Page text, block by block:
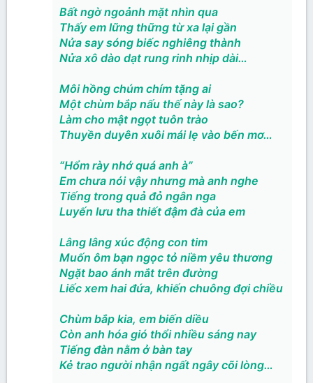
Bất ngờ ngoảnh mặt nhìn qua
Thấy em lững thững từ xa lại gần
Nửa say sóng biếc nghiêng thành
Nửa xô dào dạt rung rinh nhịp dài…
Môi hồng chúm chím tặng ai
Một chùm bắp nấu thế này là sao?
Làm cho mật ngọt tuôn trào
Thuyền duyên xuôi mái lẹ vào bến mơ…
“Hổm rày nhớ quá anh à”
Em chưa nói vậy nhưng mà anh nghe
Tiếng trong quả đỏ ngân nga
Luyến lưu tha thiết đậm đà của em
Lâng lâng xúc động con tim
Muốn ôm bạn ngọc tỏ niềm yêu thương
Ngặt bao ánh mắt trên đường
Liếc xem hai đứa, khiến chuông đợi chiều
Chùm bắp kia, em biến diều
Còn anh hóa gió thổi nhiều sáng nay
Tiếng đàn nằm ở bàn tay
Kẻ trao người nhận ngất ngây cõi lòng…